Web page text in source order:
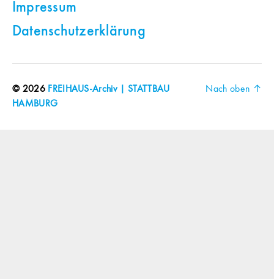
Impressum
Datenschutzerklärung
© 2026 FREIHAUS-Archiv | STATTBAU
HAMBURG
Nach oben ↑